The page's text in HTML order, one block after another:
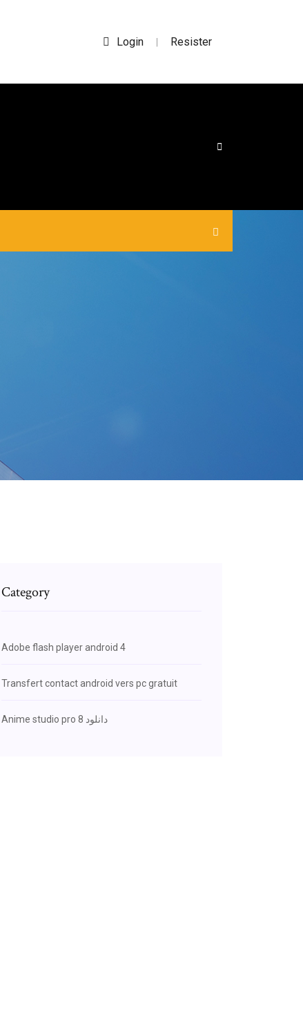
Login | Resister
Category
Adobe flash player android 4
Transfert contact android vers pc gratuit
Anime studio pro 8 دانلود